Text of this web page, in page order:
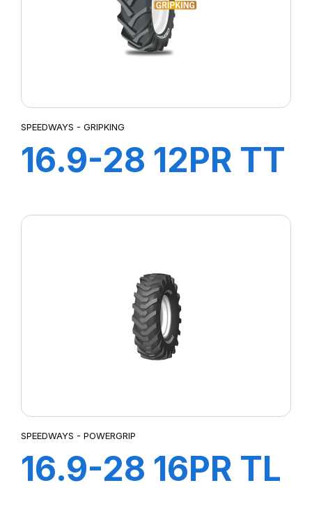
SPEEDWAYS - GRIPKING
16.9-28 12PR TT
SPEEDWAYS - POWERGRIP
16.9-28 16PR TL